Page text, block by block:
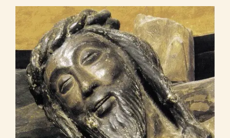
Dėl Jėzaus žvilgsnio